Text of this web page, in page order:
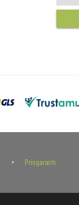
Prisgaranti